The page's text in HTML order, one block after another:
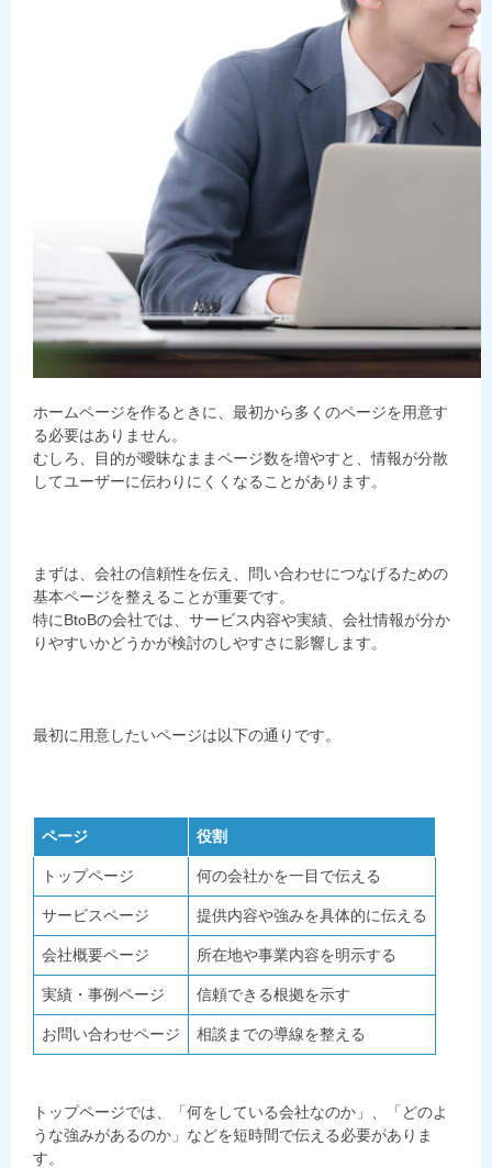
ホームページを作るときに、最初から多くのページを用意す
る必要はありません。
むしろ、目的が曖昧なままページ数を増やすと、情報が分散
してユーザーに伝わりにくくなることがあります。
まずは、会社の信頼性を伝え、問い合わせにつなげるための
基本ページを整えることが重要です。
特にBtoBの会社では、サービス内容や実績、会社情報が分か
りやすいかどうかが検討のしやすさに影響します。
最初に用意したいページは以下の通りです。
ページ 役割
トップページ 何の会社かを一目で伝える
サービスページ 提供内容や強みを具体的に伝える
会社概要ページ 所在地や事業内容を明示する
実績・事例ページ 信頼できる根拠を示す
お問い合わせページ 相談までの導線を整える
トップページでは、「何をしている会社なのか」、「どのよ
うな強みがあるのか」などを短時間で伝える必要がありま
す。